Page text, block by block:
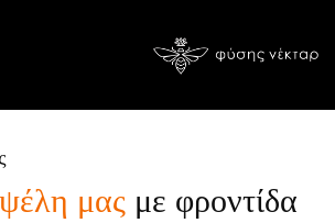
μας με φροντίδα